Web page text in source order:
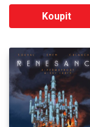
Koupit